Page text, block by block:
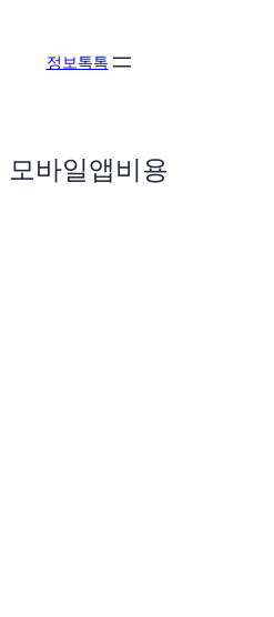
가
정보톡톡
모바일앱비용